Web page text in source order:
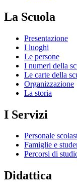
La Scuola
Presentazione
I luoghi
Le persone
I numeri della
Le carte della
Organizzazione
La storia
I Servizi
Personale
Famiglie e
Percorsi di
Didattica